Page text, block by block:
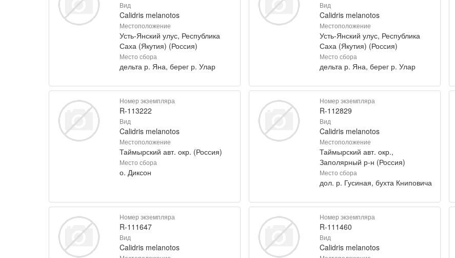
Вид
Calidris melanotos
Местоположение
Усть-Янский улус, Республика
Саха (Якутия) (Россия)
Место сбора
дельта р. Яна, берег р. Улар
Вид
Calidris melanotos
Местоположение
Усть-Янский улус, Республика
Саха (Якутия) (Россия)
Место сбора
дельта р. Яна, берег р. Улар
Номер экземпляра
R-113222
Вид
Calidris melanotos
Местоположение
Таймырский авт. окр. (Россия)
Место сбора
о. Диксон
Номер экземпляра
R-112829
Вид
Calidris melanotos
Местоположение
Таймырский авт. окр.,
Заполярный р-н (Россия)
Место сбора
дол. р. Гусиная, бухта Книповича
Номер экземпляра
R-111647
Вид
Calidris melanotos
Номер экземпляра
R-111460
Вид
Calidris melanotos